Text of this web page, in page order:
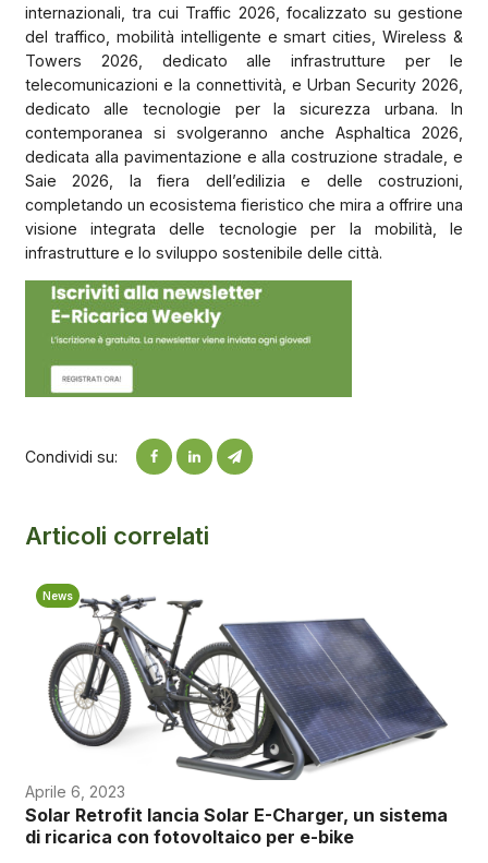
internazionali, tra cui Traffic 2026, focalizzato su gestione
del traffico, mobilità intelligente e smart cities, Wireless &
Towers 2026, dedicato alle infrastrutture per le
telecomunicazioni e la connettività, e Urban Security 2026,
dedicato alle tecnologie per la sicurezza urbana. In
contemporanea si svolgeranno anche Asphaltica 2026,
dedicata alla pavimentazione e alla costruzione stradale, e
Saie 2026, la fiera dell’edilizia e delle costruzioni,
completando un ecosistema fieristico che mira a offrire una
visione integrata delle tecnologie per la mobilità, le
infrastrutture e lo sviluppo sostenibile delle città.
Condividi su:
Articoli correlati
News
Aprile 6, 2023
Solar Retrofit lancia Solar E-Charger, un sistema
di ricarica con fotovoltaico per e-bike